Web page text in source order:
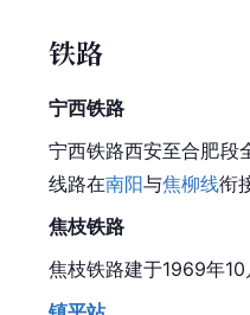
铁路
宁西铁路
宁西铁路西安至合肥段
线路在南阳与焦柳线衔
焦枝铁路
焦枝铁路建于1969年10